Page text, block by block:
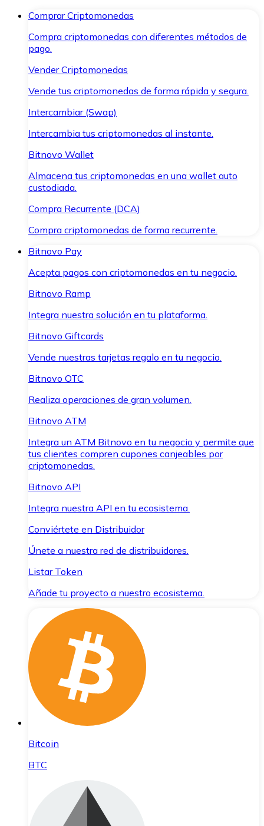
Comprar Criptomonedas
Compra criptomonedas con diferentes métodos de
pago.
Vender Criptomonedas
Vende tus criptomonedas de forma rápida y segura.
Intercambiar (Swap)
Intercambia tus criptomonedas al instante.
Bitnovo Wallet
Almacena tus criptomonedas en una wallet auto
custodiada.
Compra Recurrente (DCA)
Compra criptomonedas de forma recurrente.
Bitnovo Pay
Acepta pagos con criptomonedas en tu negocio.
Bitnovo Ramp
Integra nuestra solución en tu plataforma.
Bitnovo Giftcards
Vende nuestras tarjetas regalo en tu negocio.
Bitnovo OTC
Realiza operaciones de gran volumen.
Bitnovo ATM
Integra un ATM Bitnovo en tu negocio y permite que
tus clientes compren cupones canjeables por
criptomonedas.
Bitnovo API
Integra nuestra API en tu ecosistema.
Conviértete en Distribuidor
Únete a nuestra red de distribuidores.
Listar Token
Añade tu proyecto a nuestro ecosistema.
Bitcoin
BTC